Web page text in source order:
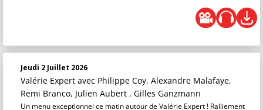
Jeudi 2 Juillet 2026
Valérie Expert avec Philippe Coy, Alexandre Malafaye,
Remi Branco, Julien Aubert , Gilles Ganzmann
Un menu exceptionnel ce matin autour de Valérie Expert ! Ralliement